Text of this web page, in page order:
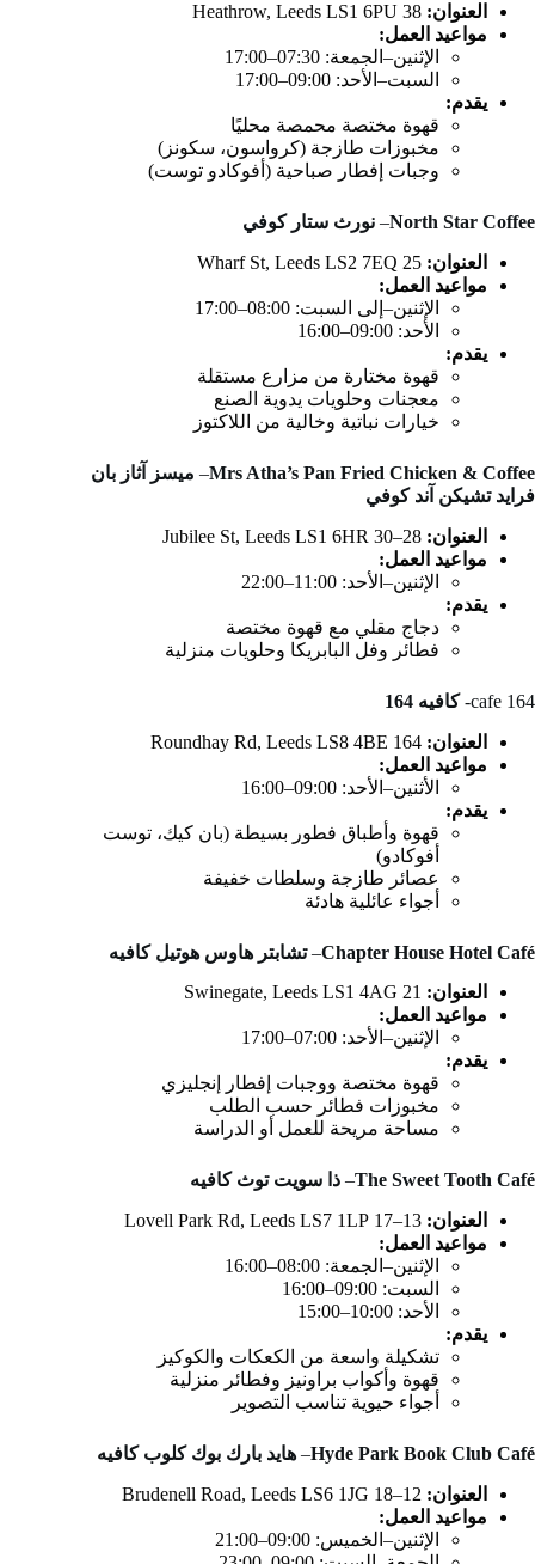
العنوان:
مواعيد العمل:
الإثنين–الجمعة: 07:30–17:00
السبت–الأحد: 09:00–17:00
يقدم:
قهوة مختصة محمصة محليًا
مخبوزات طازجة (كرواسون، سكونز)
وجبات إفطار صباحية (أفوكادو توست)
North Star Coffee
– نورث ستار كوفي
العنوان:
مواعيد العمل:
الإثنين–إلى السبت: 08:00–17:00
الأحد: 09:00–16:00
يقدم:
قهوة مختارة من مزارع مستقلة
معجنات وحلويات يدوية الصنع
خيارات نباتية وخالية من اللاكتوز
Mrs Atha’s Pan Fried Chicken & Coffee
– ميسز آثاز بان
فرايد تشيكن آند كوفي
العنوان:
مواعيد العمل:
الإثنين–الأحد: 11:00–22:00
يقدم:
دجاج مقلي مع قهوة مختصة
فطائر وفل البابريكا وحلويات منزلية
cafe 164- كافيه 164
العنوان:
مواعيد العمل:
الأثنين–الأحد: 09:00–16:00
يقدم:
قهوة وأطباق فطور بسيطة (بان كيك، توست
أفوكادو)
عصائر طازجة وسلطات خفيفة
أجواء عائلية هادئة
Chapter House Hotel Café
–تشابتر هاوس هوتيل كافيه
العنوان:
مواعيد العمل:
الإثنين–الأحد: 07:00–17:00
يقدم:
قهوة مختصة ووجبات إفطار إنجليزي
مخبوزات فطائر حسب الطلب
مساحة مريحة للعمل أو الدراسة
The Sweet Tooth Café
– ذا سويت توث كافيه
العنوان:
مواعيد العمل:
الإثنين–الجمعة: 08:00–16:00
السبت: 09:00–16:00
الأحد: 10:00–15:00
يقدم:
تشكيلة واسعة من الكعكات والكوكيز
قهوة وأكواب براونيز وفطائر منزلية
أجواء حيوية تناسب التصوير
Hyde Park Book Club Café
– هايد بارك بوك كلوب كافيه
العنوان:
مواعيد العمل:
الإثنين–الخميس: 09:00–21:00